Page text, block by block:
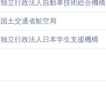
独立行政法人自動車技術総合機構
国土交通省航空局
独立行政法人日本学生支援機構